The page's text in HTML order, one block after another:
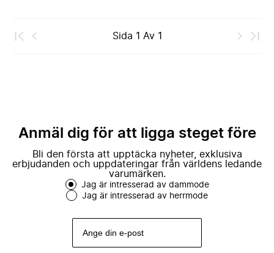
Sida 1 Av 1
Anmäl dig för att ligga steget före
Bli den första att upptäcka nyheter, exklusiva
erbjudanden och uppdateringar från världens ledande
varumärken.
Jag är intresserad av dammode
Jag är intresserad av herrmode